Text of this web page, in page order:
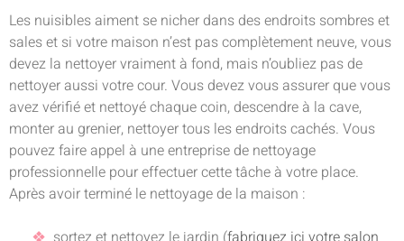
Les nuisibles aiment se nicher dans des endroits sombres et
sales et si votre maison n’est pas complètement neuve, vous
devez la nettoyer vraiment à fond, mais n’oubliez pas de
nettoyer aussi votre cour. Vous devez vous assurer que vous
avez vérifié et nettoyé chaque coin, descendre à la cave,
monter au grenier, nettoyer tous les endroits cachés. Vous
pouvez faire appel à une entreprise de nettoyage
professionnelle pour effectuer cette tâche à votre place.
Après avoir terminé le nettoyage de la maison :